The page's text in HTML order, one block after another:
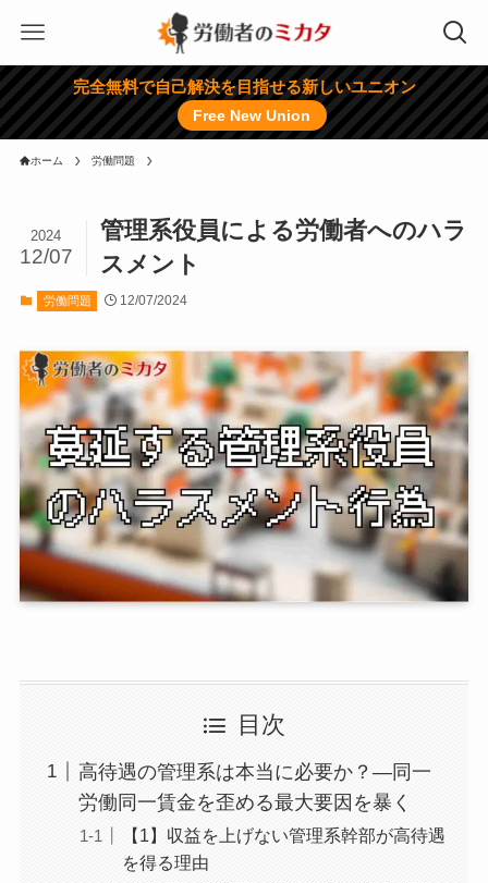
完全無料で自己解決を目指せる新しいユニオン
Free New Union
ホーム 労働問題
管理系役員による労働者へのハラ
スメント
2024
12/07
労働問題 12/07/2024
目次
高待遇の管理系は本当に必要か？―同一
労働同一賃金を歪める最大要因を暴く
【1】収益を上げない管理系幹部が高待遇
を得る理由